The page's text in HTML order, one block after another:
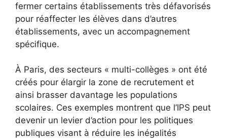
fermer certains établissements très défavorisés
pour réaffecter les élèves dans d’autres
établissements, avec un accompagnement
spécifique.
À Paris, des secteurs « multi-collèges » ont été
créés pour élargir la zone de recrutement et
ainsi brasser davantage les populations
scolaires. Ces exemples montrent que l’IPS peut
devenir un levier d’action pour les politiques
publiques visant à réduire les inégalités